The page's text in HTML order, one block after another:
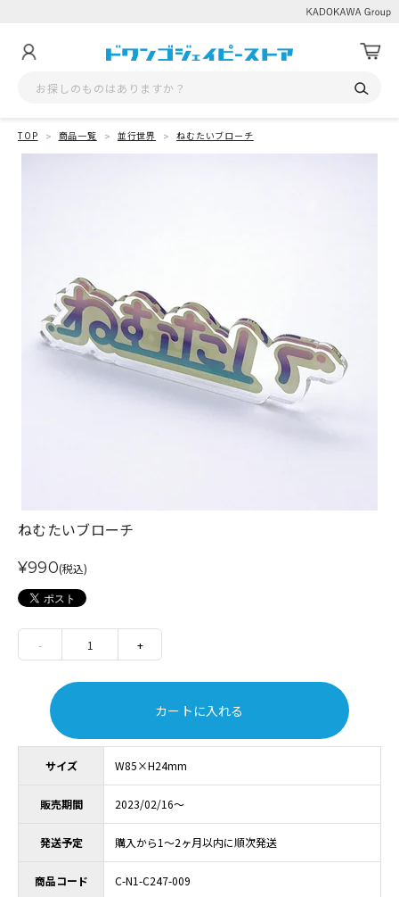
TOP 商品一覧 並行世界 ねむたいブローチ
サイズ W85×H24mm
販売期間 2023/02/16～
発送予定 購入から1～2ヶ月以内に順次発送
商品コード C-N1-C247-009
ねむたいブローチ
¥990(税込)
- 1 +
カートに入れる